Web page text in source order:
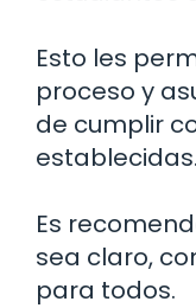
Esto les
proceso y
de cumplir
establecidas.
Es
sea claro,
para todos.